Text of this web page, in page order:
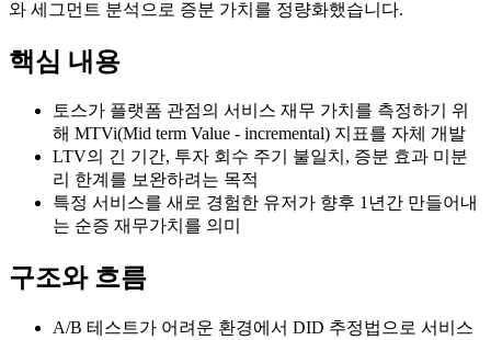
와 세그먼트 분석으로 증분 가치를 정량화했습니다.
핵심 내용
토스가 플랫폼 관점의 서비스 재무 가치를 측정하기 위
해 MTVi(Mid term Value - incremental) 지표를 자체 개발
LTV의 긴 기간, 투자 회수 주기 불일치, 증분 효과 미분
리 한계를 보완하려는 목적
특정 서비스를 새로 경험한 유저가 향후 1년간 만들어내
는 순증 재무가치를 의미
구조와 흐름
A/B 테스트가 어려운 환경에서 DID 추정법으로 서비스